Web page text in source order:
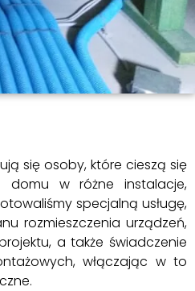
się osoby, które cieszą się
domu w różne instalacje,
specjalną usługę,
rozmieszczenia urządzeń,
a także świadczenie
włączając w to